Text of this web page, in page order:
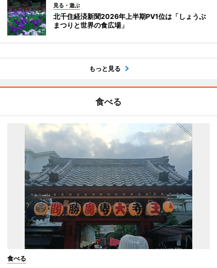
見る・遊ぶ
北千住経済新聞2026年上半期PV1位は「しょうぶ
まつりと世界の食広場」
もっと見る
食べる
食べる